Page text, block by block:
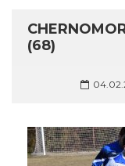
(68)